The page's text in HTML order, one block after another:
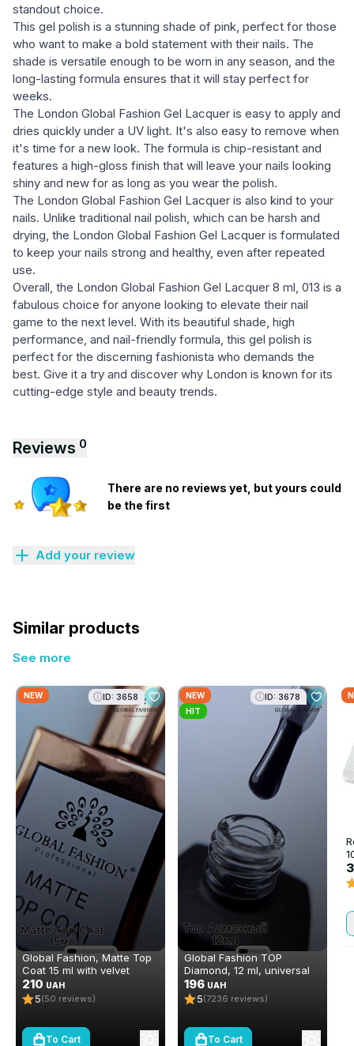
standout choice.
This gel polish is a stunning shade of pink, perfect for those
who want to make a bold statement with their nails. The
shade is versatile enough to be worn in any season, and the
long-lasting formula ensures that it will stay perfect for
weeks.
The London Global Fashion Gel Lacquer is easy to apply and
dries quickly under a UV light. It's also easy to remove when
it's time for a new look. The formula is chip-resistant and
features a high-gloss finish that will leave your nails looking
shiny and new for as long as you wear the polish.
The London Global Fashion Gel Lacquer is also kind to your
nails. Unlike traditional nail polish, which can be harsh and
drying, the London Global Fashion Gel Lacquer is formulated
to keep your nails strong and healthy, even after repeated
use.
Overall, the London Global Fashion Gel Lacquer 8 ml, 013 is a
fabulous choice for anyone looking to elevate their nail
game to the next level. With its beautiful shade, high
performance, and nail-friendly formula, this gel polish is
perfect for the discerning fashionista who demands the
best. Give it a try and discover why London is known for its
cutting-edge style and beauty trends.
Reviews 0
There are no reviews yet, but yours could
be the first
Add your review
Similar products
See more
NEW ID: 3658
Global Fashion, Matte Top
Coat 15 ml with velvet
effect without sticky layer
(top/finish)
210 UAH
5(50 reviews)
To Cart
NEW
HIT
ID: 3678
Global Fashion TOP
Diamond, 12 ml, universal
non-stick topcoat
(top/finish)
196 UAH
5(7236 reviews)
To Cart